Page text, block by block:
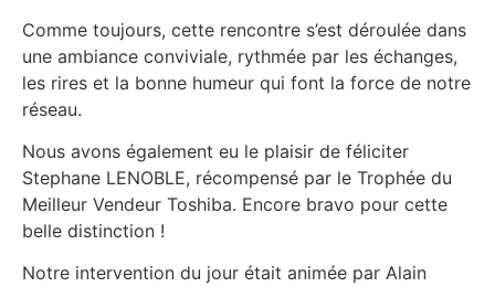
Comme toujours, cette rencontre s’est déroulée dans
une ambiance conviviale, rythmée par les échanges,
les rires et la bonne humeur qui font la force de notre
réseau.
Nous avons également eu le plaisir de féliciter
Stephane LENOBLE, récompensé par le Trophée du
Meilleur Vendeur Toshiba. Encore bravo pour cette
belle distinction !
Notre intervention du jour était animée par Alain